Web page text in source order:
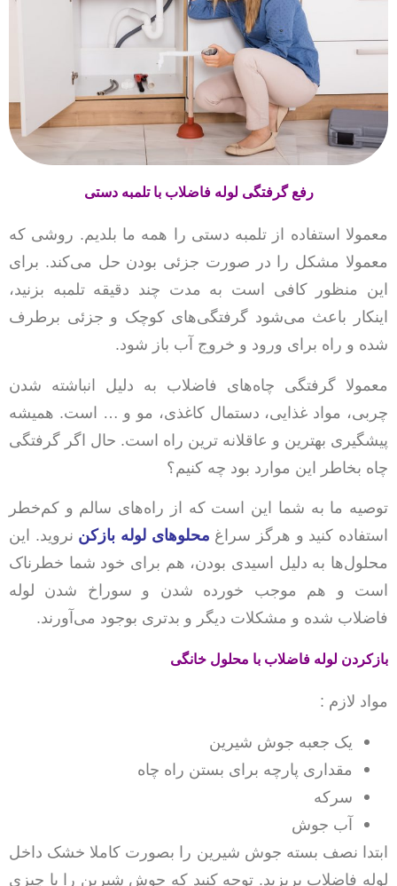
رفع گرفتگی لوله فاضلاب با تلمبه دستی
معمولا استفاده از تلمبه دستی را همه ما بلدیم. روشی که
معمولا مشکل را در صورت جزئی بودن حل می‌کند. برای
این منظور کافی است به مدت چند دقیقه تلمبه بزنید،
اینکار باعث می‌شود گرفتگی‌های کوچک و جزئی برطرف
شده و راه برای ورود و خروج آب باز شود.
معمولا گرفتگی چاه‌های فاضلاب به دلیل انباشته شدن
چربی، مواد غذایی، دستمال کاغذی، مو و … است. همیشه
پیشگیری بهترین و عاقلانه ترین راه است. حال اگر گرفتگی
چاه بخاطر این موارد بود چه کنیم؟
توصیه ما به شما این است که از راه‌های سالم و کم‌خطر
استفاده کنید و هرگز سراغ محلو‌های لوله بازکن نروید. این
محلول‌ها به دلیل اسیدی بودن، هم برای خود شما خطرناک
است و هم موجب خورده شدن و سوراخ شدن لوله
فاضلاب شده و مشکلات دیگر و بدتری بوجود می‌آورند.
بازکردن لوله فاضلاب با محلول خانگی
مواد لازم :
یک جعبه جوش شیرین
مقداری پارچه برای بستن راه چاه
سرکه
آب جوش
ابتدا نصف بسته جوش شیرین را بصورت کاملا خشک داخل
لوله فاضلاب بریزید. توجه کنید که جوش شیرین را با چیزی